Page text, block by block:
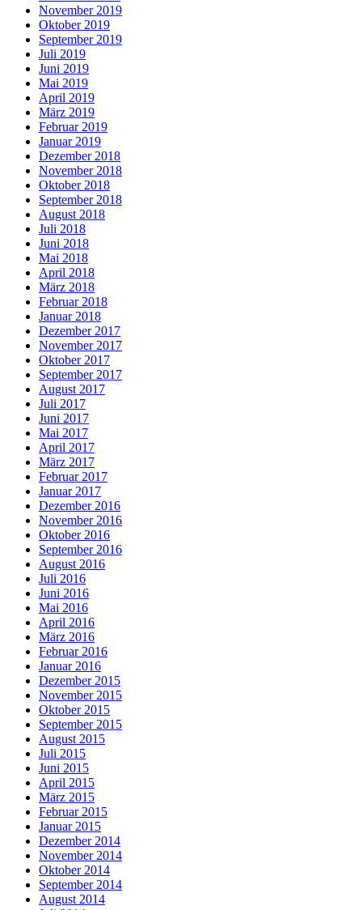
November 2019
Oktober 2019
September 2019
Juli 2019
Juni 2019
Mai 2019
April 2019
März 2019
Februar 2019
Januar 2019
Dezember 2018
November 2018
Oktober 2018
September 2018
August 2018
Juli 2018
Juni 2018
Mai 2018
April 2018
März 2018
Februar 2018
Januar 2018
Dezember 2017
November 2017
Oktober 2017
September 2017
August 2017
Juli 2017
Juni 2017
Mai 2017
April 2017
März 2017
Februar 2017
Januar 2017
Dezember 2016
November 2016
Oktober 2016
September 2016
August 2016
Juli 2016
Juni 2016
Mai 2016
April 2016
März 2016
Februar 2016
Januar 2016
Dezember 2015
November 2015
Oktober 2015
September 2015
August 2015
Juli 2015
Juni 2015
April 2015
März 2015
Februar 2015
Januar 2015
Dezember 2014
November 2014
Oktober 2014
September 2014
August 2014